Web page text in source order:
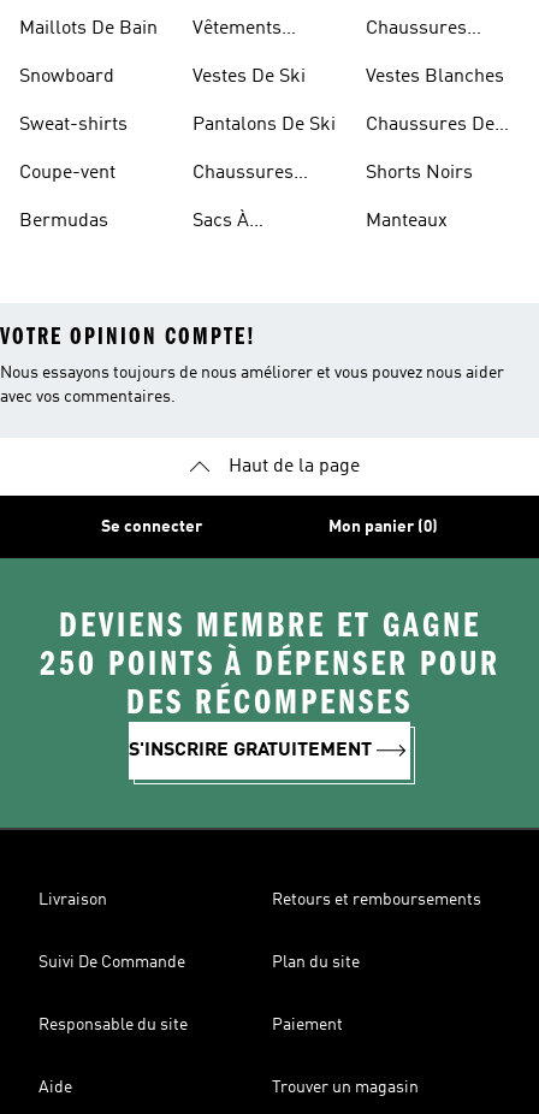
Maillots De Bain
Snowboard
Sweat-shirts
Coupe-vent
Bermudas
Vêtements
Vestes De Ski
Pantalons De Ski
Chaussures
Sacs À
Chaussures
Vestes Blanches
Chaussures De
Shorts Noirs
Manteaux
VOTRE OPINION COMPTE!
Nous essayons toujours de nous améliorer et vous pouvez nous aider
avec vos commentaires.
Haut de la page
Se connecter Mon panier (0)
DEVIENS MEMBRE ET GAGNE
250 POINTS À DÉPENSER POUR
DES RÉCOMPENSES
S'INSCRIRE GRATUITEMENT
Livraison Retours et remboursements
Suivi De Commande Plan du site
Responsable du site Paiement
Aide Trouver un magasin